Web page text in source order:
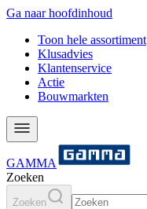
Ga naar hoofdinhoud
Toon hele assortiment
Klusadvies
Klantenservice
Actie
Bouwmarkten
GAMMA
Zoeken
Zoeken